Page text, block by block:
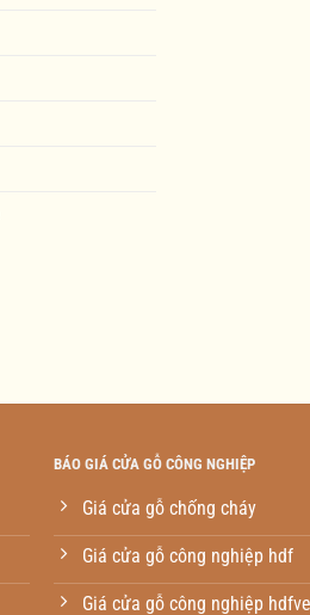
BÁO GIÁ CỬA GỖ CÔNG NGHIỆP
Giá cửa gỗ chống cháy
Giá cửa gỗ công nghiệp hdf
Giá cửa gỗ công nghiệp